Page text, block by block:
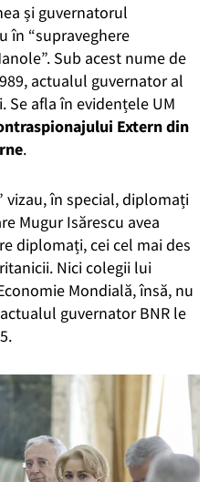
și guvernatorul
în “supraveghere
Sub acest nume de
actualul guvernator al
Se afla în evidențele UM
Extern din
.
vizau, în special, diplomați
Mugur Isărescu avea
diplomați, cei cel mai des
Nici colegii lui
Mondială, însă, nu
guvernator BNR le